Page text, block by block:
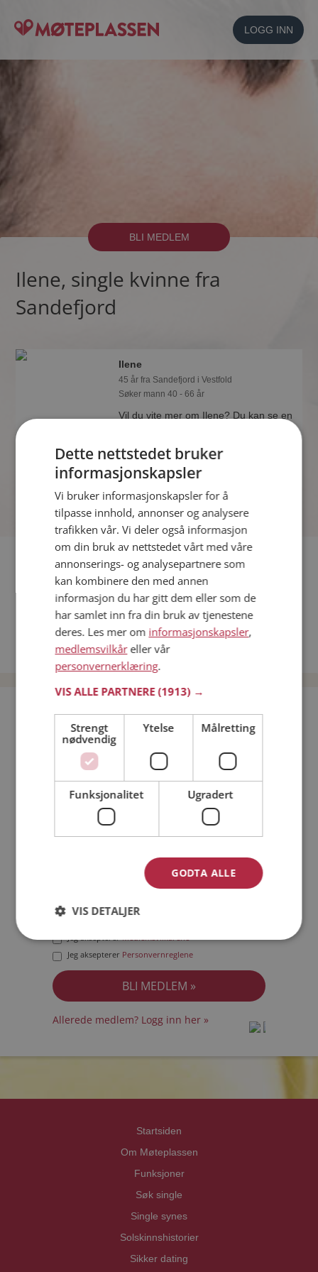
LOGG INN
BLI MEDLEM
Ilene, single kvinne fra
Sandefjord
Ilene
45 år fra Sandefjord i Vestfold
Søker mann 40 - 66 år
Vil du vite mer om Ilene? Du kan se en
Møteplassen.
Fler single
Flere singlekvinner fra Sandefjord:Odeth,Elin,Birgitte
Menn fra Sandefjord
Date kvinner i Norge
Date menn i Norge
Bli medlem gratis!
Jeg er en: Mann Kvinne
Min alder:
Jeg akseptererMedlemsvilkårene
Jeg aksepterer Personvernreglene
Allerede medlem? Logg inn her »
Startsiden
Om Møteplassen
Funksjoner
Søk single
Single synes
Solskinnshistorier
Sikker dating
Dette nettstedet bruker
informasjonskapsler
Vi bruker informasjonskapsler for å
tilpasse innhold, annonser og analysere
trafikken vår. Vi deler også informasjon
om din bruk av nettstedet vårt med våre
annonserings- og analysepartnere som
kan kombinere den med annen
informasjon du har gitt dem eller som de
har samlet inn fra din bruk av tjenestene
deres. Les mer om informasjonskapsler,
medlemsvilkåreller vår
personvernerklæring.
VIS ALLE PARTNERE(1913) →
Strengt
nødvendig
Ytelse Målretting
Funksjonalitet Ugradert
GODTA ALLE
VIS DETALJER